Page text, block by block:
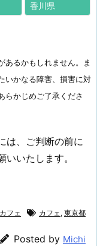
香川県
あるかもしれません。ま
いかなる障害、損害に対
らかじめご了承くださ
は、ご判断の前に
いたします。
カフェ カフェ, 東京都
Posted by Michi